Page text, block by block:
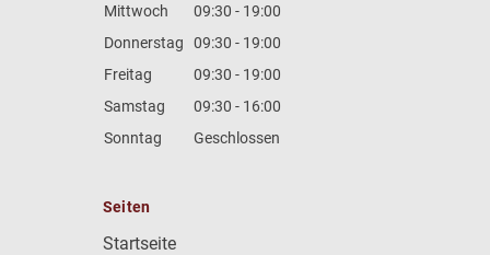
Mittwoch
09:30 - 19:00
Donnerstag
09:30 - 19:00
Freitag
09:30 - 19:00
Samstag
09:30 - 16:00
Sonntag
Geschlossen
Seiten
Startseite